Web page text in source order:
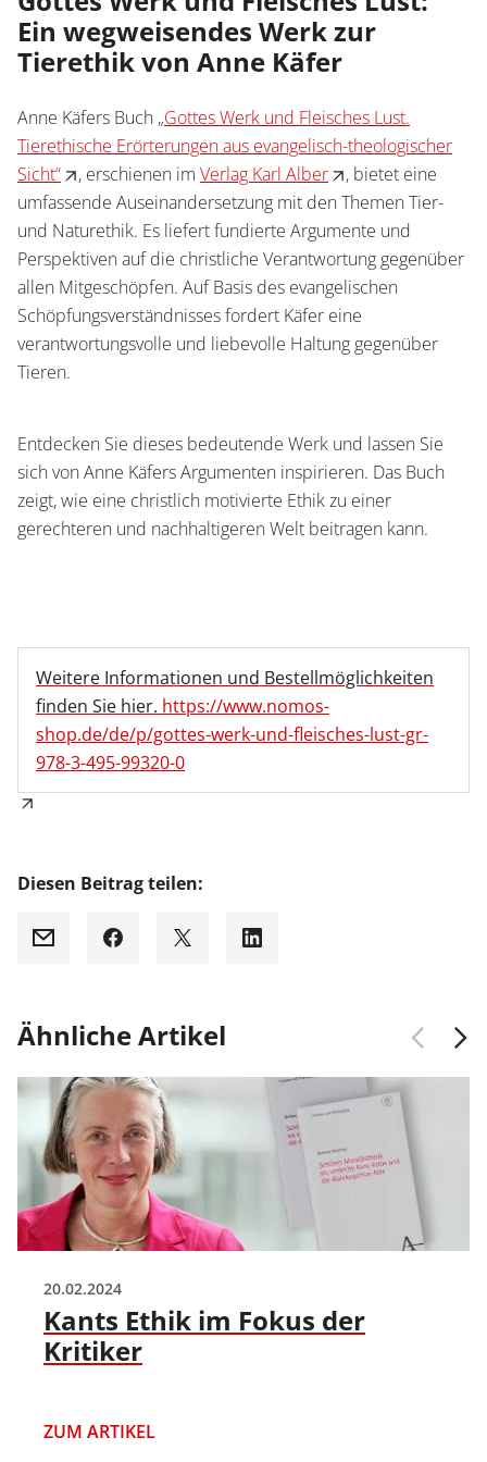
Ein wegweisendes Werk zur
Tierethik von Anne Käfer
Anne Käfers Buch „Gottes Werk und Fleisches Lust.
Tierethische Erörterungen aus evangelisch-theologischer
Sicht“
, erschienen im Verlag Karl Alber
, bietet eine
umfassende Auseinandersetzung mit den Themen Tier-
und Naturethik. Es liefert fundierte Argumente und
Perspektiven auf die christliche Verantwortung gegenüber
allen Mitgeschöpfen. Auf Basis des evangelischen
Schöpfungsverständnisses fordert Käfer eine
verantwortungsvolle und liebevolle Haltung gegenüber
Tieren.
Entdecken Sie dieses bedeutende Werk und lassen Sie
sich von Anne Käfers Argumenten inspirieren. Das Buch
zeigt, wie eine christlich motivierte Ethik zu einer
gerechteren und nachhaltigeren Welt beitragen kann.
Weitere Informationen und Bestellmöglichkeiten
finden Sie hier. https://www.nomos-
shop.de/de/p/gottes-werk-und-fleisches-lust-gr-
978-3-495-99320-0
Diesen Beitrag teilen:
Mail Facebook
X LinkedIn
Ähnliche Artikel
20.02.2024
Kants Ethik im Fokus der
Kritiker
ZUM ARTIKEL